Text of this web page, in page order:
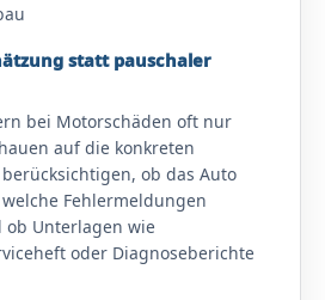
statt pauschaler
bei Motorschäden oft nur
auf die konkreten
ob das Auto
Fehlermeldungen
Unterlagen wie
oder Diagnoseberichte